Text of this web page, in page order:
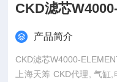
CKD滤芯
产品简介
CKD滤芯W4000-
上海天筹 CKD代理, 气缸